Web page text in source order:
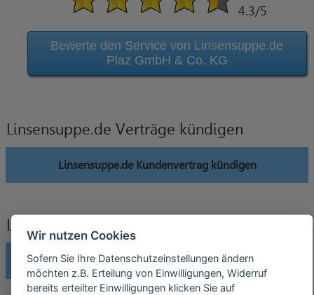
4.3/5
Bewerte den Service von Linsensuppe.de
Plaz GmbH & Co. KG
Linsensuppe.de Verträge kündigen
Linsensuppe.de Kundenvertrag kündigen
Linsensuppe.de Verträge widerrufen
Linsensuppe.de Kundenvertrag widerrufen
Wir nutzen Cookies
Sofern Sie Ihre Datenschutzeinstellungen ändern
möchten z.B. Erteilung von Einwilligungen, Widerruf
bereits erteilter Einwilligungen klicken Sie auf